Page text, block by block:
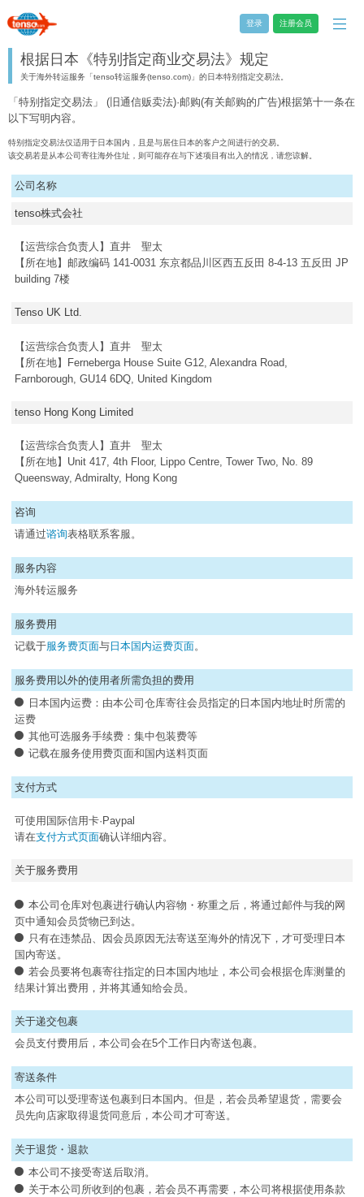
登录 注册会员
根据日本《特别指定商业交易法》规定
关于海外转运服务「tenso转运服务(tenso.com)」的日本特别指定交易法。
「特别指定交易法」 (旧通信贩卖法)·邮购(有关邮购的广告)根据第十一条在
以下写明内容。
特别指定交易法仅适用于日本国内，且是与居住日本的客户之间进行的交易。
该交易若是从本公司寄往海外住址，则可能存在与下述项目有出入的情况，请您谅解。
公司名称
tenso株式会社
【运营综合负责人】直井 聖太
【所在地】邮政编码 141-0031 东京都品川区西五反田 8-4-13 五反田 JP
building 7楼
Tenso UK Ltd.
【运营综合负责人】直井 聖太
【所在地】Ferneberga House Suite G12, Alexandra Road,
Farnborough, GU14 6DQ, United Kingdom
tenso Hong Kong Limited
【运营综合负责人】直井 聖太
【所在地】Unit 417, 4th Floor, Lippo Centre, Tower Two, No. 89
Queensway, Admiralty, Hong Kong
咨询
请通过谘询表格联系客服。
服务内容
海外转运服务
服务费用
记载于服务费页面与日本国内运费页面。
服务费用以外的使用者所需负担的费用
日本国内运费：由本公司仓库寄往会员指定的日本国内地址时所需的
运费
其他可选服务手续费：集中包装费等
记载在服务使用费页面和国内送料页面
支付方式
可使用国际信用卡·Paypal
请在支付方式页面确认详细内容。
关于服务费用
本公司仓库对包裹进行确认内容物・称重之后，将通过邮件与我的网
页中通知会员货物已到达。
只有在违禁品、因会员原因无法寄送至海外的情况下，才可受理日本
国内寄送。
若会员要将包裹寄往指定的日本国内地址，本公司会根据仓库测量的
结果计算出费用，并将其通知给会员。
关于递交包裹
会员支付费用后，本公司会在5个工作日内寄送包裹。
寄送条件
本公司可以受理寄送包裹到日本国内。但是，若会员希望退货，需要会
员先向店家取得退货同意后，本公司才可寄送。
关于退货・退款
本公司不接受寄送后取消。
关于本公司所收到的包裹，若会员不再需要，本公司将根据使用条款